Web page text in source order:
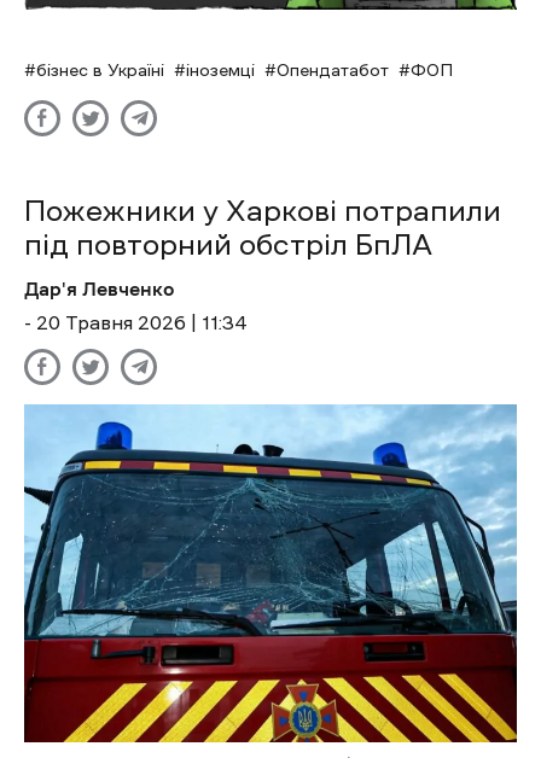
бізнес в Україні іноземці Опендатабот ФОП
Пожежники у Харкові потрапили
під повторний обстріл БпЛА
Дар'я Левченко
- 20 Травня 2026 | 11:34